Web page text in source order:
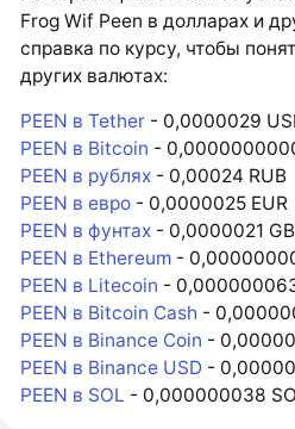
Frog Wif Peen в долларах и
справка по курсу, чтобы
других валютах:
PEEN в Tether - 0,0000029
PEEN в Bitcoin -
PEEN в рублях - 0,00024 RUB
PEEN в евро - 0,0000025 EUR
PEEN в фунтах - 0,0000021
PEEN в Ethereum -
PEEN в Litecoin -
PEEN в Bitcoin Cash -
PEEN в Binance Coin -
PEEN в Binance USD -
PEEN в SOL - 0,000000038